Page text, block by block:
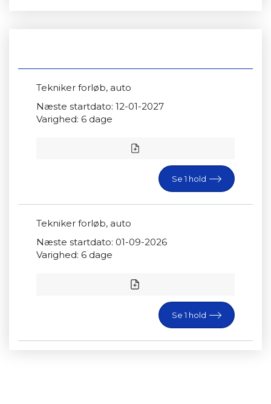
Tekniker forløb, auto
Se 1 hold
Næste startdato: 12-01-2027
Varighed: 6 dage
Tekniker forløb, auto
Se 1 hold
Næste startdato: 01-09-2026
Varighed: 6 dage